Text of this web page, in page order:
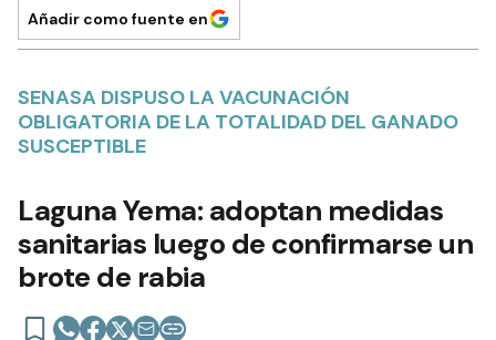
Añadir como fuente en
SENASA DISPUSO LA VACUNACIÓN
OBLIGATORIA DE LA TOTALIDAD DEL GANADO
SUSCEPTIBLE
Laguna Yema: adoptan medidas
sanitarias luego de confirmarse un
brote de rabia